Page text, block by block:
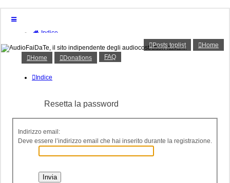
Indice
Donations
FAQ
Home
Iscriviti
Posts toplist
Home
Home
Donations FAQ
Indice
Resetta la password
Indirizzo email:
Deve essere l’indirizzo email che hai inserito durante la registrazione.